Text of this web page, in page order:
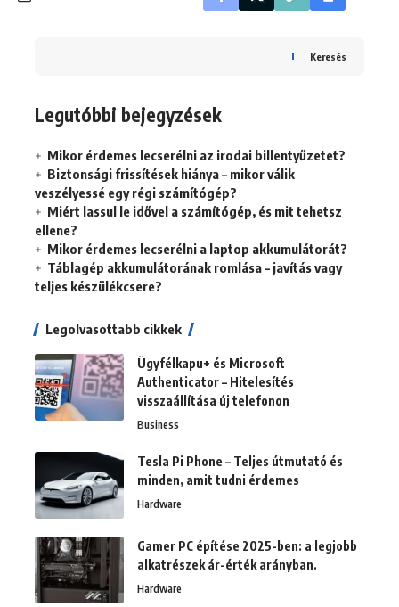
Keresés
Legutóbbi bejegyzések
Mikor érdemes lecserélni az irodai billentyűzetet?
Biztonsági frissítések hiánya – mikor válik
veszélyessé egy régi számítógép?
Miért lassul le idővel a számítógép, és mit tehetsz
ellene?
Mikor érdemes lecserélni a laptop akkumulátorát?
Táblagép akkumulátorának romlása – javítás vagy
teljes készülékcsere?
Legolvasottabb cikkek
Ügyfélkapu+ és Microsoft
Authenticator – Hitelesítés
visszaállítása új telefonon
Business
Tesla Pi Phone – Teljes útmutató és
minden, amit tudni érdemes
Hardware
Gamer PC építése 2025-ben: a legjobb
alkatrészek ár-érték arányban.
Hardware